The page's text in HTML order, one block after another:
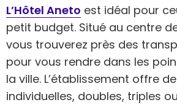
L’Hôtel Aneto est idéal pour
petit budget. Situé au centre
vous trouverez près des
pour vous rendre dans les
la ville. L’établissement offre
individuelles, doubles, triples